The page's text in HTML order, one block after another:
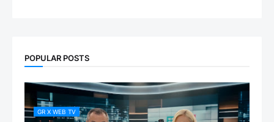
POPULAR POSTS
GR X WEB TV